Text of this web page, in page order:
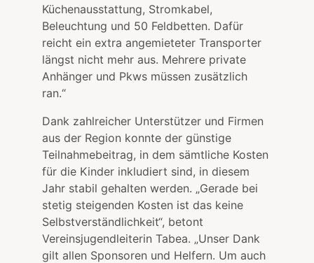
Küchenausstattung, Stromkabel,
Beleuchtung und 50 Feldbetten. Dafür
reicht ein extra angemieteter Transporter
längst nicht mehr aus. Mehrere private
Anhänger und Pkws müssen zusätzlich
ran.“
Dank zahlreicher Unterstützer und Firmen
aus der Region konnte der günstige
Teilnahmebeitrag, in dem sämtliche Kosten
für die Kinder inkludiert sind, in diesem
Jahr stabil gehalten werden. „Gerade bei
stetig steigenden Kosten ist das keine
Selbstverständlichkeit“, betont
Vereinsjugendleiterin Tabea. „Unser Dank
gilt allen Sponsoren und Helfern. Um auch